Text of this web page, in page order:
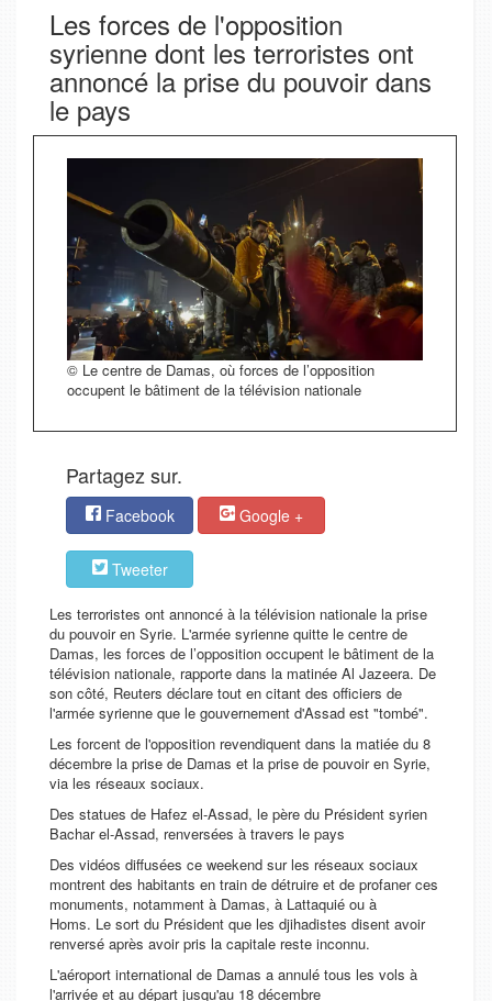
Les forces de l'opposition
syrienne dont les terroristes ont
annoncé la prise du pouvoir dans
le pays
© Le centre de Damas, où forces de l’opposition
occupent le bâtiment de la télévision nationale
Partagez sur.
Facebook Google +
Tweeter
Les terroristes ont annoncé à la télévision nationale la prise
du pouvoir en Syrie. L'armée syrienne quitte le centre de
Damas, les forces de l’opposition occupent le bâtiment de la
télévision nationale, rapporte dans la matinée Al Jazeera. De
son côté, Reuters déclare tout en citant des officiers de
l'armée syrienne que le gouvernement d'Assad est "tombé".
Les forcent de l'opposition revendiquent dans la matiée du 8
décembre la prise de Damas et la prise de pouvoir en Syrie,
via les réseaux sociaux.
Des statues de Hafez el-Assad, le père du Président syrien
Bachar el-Assad, renversées à travers le pays
Des vidéos diffusées ce weekend sur les réseaux sociaux
montrent des habitants en train de détruire et de profaner ces
monuments, notamment à Damas, à Lattaquié ou à
Homs. Le sort du Président que les djihadistes disent avoir
renversé après avoir pris la capitale reste inconnu.
L'aéroport international de Damas a annulé tous les vols à
l'arrivée et au départ jusqu'au 18 décembre